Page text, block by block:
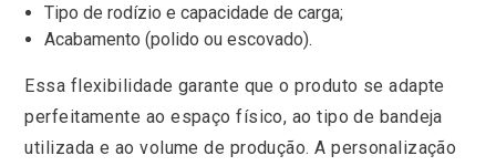
Tipo de rodízio e capacidade de carga;
Acabamento (polido ou escovado).
Essa flexibilidade garante que o produto se adapte
perfeitamente ao espaço físico, ao tipo de bandeja
utilizada e ao volume de produção. A personalização